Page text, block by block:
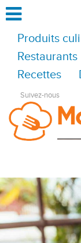
Produits
Restaurants
Recettes
Suivez-nous